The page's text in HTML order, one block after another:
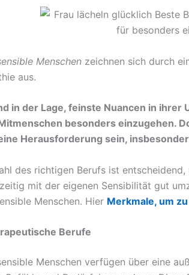
Menschen zeichnen sich durch
aus.
in der Lage, feinste Nuancen in
besonders einzugehen.
Herausforderung sein,
des richtigen Berufs ist
mit der eigenen Sensibilität gut
Menschen. Hier Merkmale, um
Berufe
Menschen verfügen über eine